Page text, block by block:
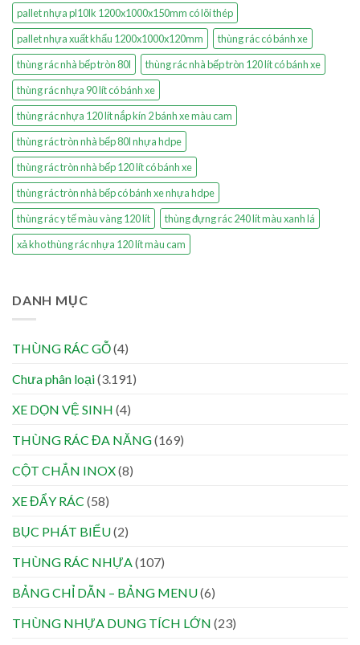
pallet nhựa pl10lk 1200x1000x150mm có lõi thép
pallet nhựa xuất khẩu 1200x1000x120mm
thùng rác có bánh xe
thùng rác nhà bếp tròn 80l
thùng rác nhà bếp tròn 120 lít có bánh xe
thùng rác nhựa 90 lít có bánh xe
thùng rác nhựa 120 lít nắp kín 2 bánh xe màu cam
thùng rác tròn nhà bếp 80l nhựa hdpe
thùng rác tròn nhà bếp 120 lít có bánh xe
thùng rác tròn nhà bếp có bánh xe nhựa hdpe
thùng rác y tế màu vàng 120 lít
thùng đựng rác 240 lít màu xanh lá
xả kho thùng rác nhựa 120 lít màu cam
DANH MỤC
THÙNG RÁC GỖ(4)
Chưa phân loại(3.191)
XE DỌN VỆ SINH (4)
THÙNG RÁC ĐA NĂNG(169)
CỘT CHẮN INOX(8)
XE ĐẨY RÁC (58)
BỤC PHÁT BIỂU(2)
THÙNG RÁC NHỰA(107)
BẢNG CHỈ DẪN – BẢNG MENU(6)
THÙNG NHỰA DUNG TÍCH LỚN (23)